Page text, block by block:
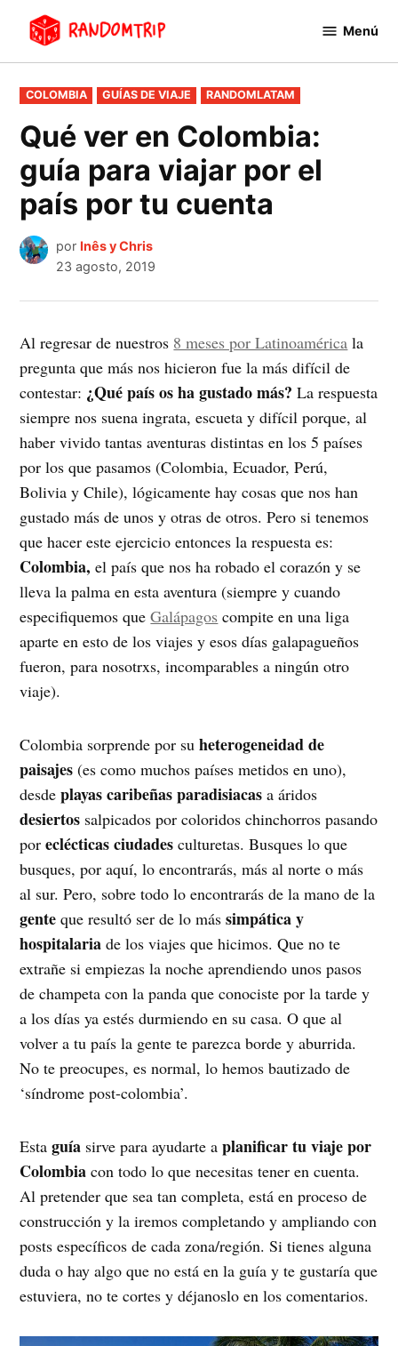
contenido
Menú
PUBLICADO
EN
COLOMBIA GUÍAS DE VIAJE RANDOMLATAM
Qué ver en Colombia:
guía para viajar por el
país por tu cuenta
por Inês y Chris
23 agosto, 2019
Al regresar de nuestros 8 meses por Latinoamérica la
pregunta que más nos hicieron fue la más difícil de
contestar: ¿Qué país os ha gustado más? La respuesta
siempre nos suena ingrata, escueta y difícil porque, al
haber vivido tantas aventuras distintas en los 5 países
por los que pasamos (Colombia, Ecuador, Perú,
Bolivia y Chile), lógicamente hay cosas que nos han
gustado más de unos y otras de otros. Pero si tenemos
que hacer este ejercicio entonces la respuesta es:
Colombia,el país que nos ha robado el corazón y se
lleva la palma en esta aventura (siempre y cuando
especifiquemos queGalápagos compite en una liga
aparte en esto de los viajes y esos días galapagueños
fueron, para nosotrxs, incomparables a ningún otro
viaje).
Colombia sorprende por suheterogeneidad de
paisajes (es como muchos países metidos en uno),
desdeplayas caribeñas paradisiacas a áridos
desiertos salpicados por coloridos chinchorros pasando
poreclécticas ciudades culturetas. Busques lo que
busques, por aquí, lo encontrarás, más al norte o más
al sur. Pero, sobre todo lo encontrarás de la mano de la
gente que resultó ser de lo mássimpática y
hospitalaria de los viajes que hicimos. Que no te
extrañe si empiezas la noche aprendiendo unos pasos
de champeta con la panda que conociste por la tarde y
a los días ya estés durmiendo en su casa. O que al
volver a tu país la gente te parezca borde y aburrida.
No te preocupes, es normal, lo hemos bautizado de
‘síndrome post-colombia’.
Estaguía sirve para ayudarte aplanificar tu viaje por
Colombia con todo lo que necesitas tener en cuenta.
Al pretender que sea tan completa, está en proceso de
construcción y la iremos completando y ampliando con
posts específicos de cada zona/región. Si tienes alguna
duda o hay algo que no está en la guía y te gustaría que
estuviera, no te cortes y déjanoslo en los comentarios.